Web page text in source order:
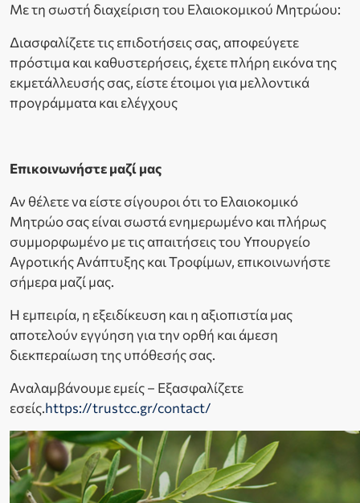
Με τη σωστή διαχείριση του Ελαιοκομικού Μητρώου:
Διασφαλίζετε τις επιδοτήσεις σας, αποφεύγετε
πρόστιμα και καθυστερήσεις, έχετε πλήρη εικόνα της
εκμετάλλευσής σας, είστε έτοιμοι για μελλοντικά
προγράμματα και ελέγχους
Επικοινωνήστε μαζί μας
Αν θέλετε να είστε σίγουροι ότι το Ελαιοκομικό
Μητρώο σας είναι σωστά ενημερωμένο και πλήρως
συμμορφωμένο με τις απαιτήσεις του Υπουργείο
Αγροτικής Ανάπτυξης και Τροφίμων, επικοινωνήστε
σήμερα μαζί μας.
Η εμπειρία, η εξειδίκευση και η αξιοπιστία μας
αποτελούν εγγύηση για την ορθή και άμεση
διεκπεραίωση της υπόθεσής σας.
Αναλαμβάνουμε εμείς – Εξασφαλίζετε
εσείς.https://trustcc.gr/contact/